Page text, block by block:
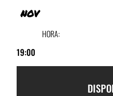
NOV
HORA:
19:00